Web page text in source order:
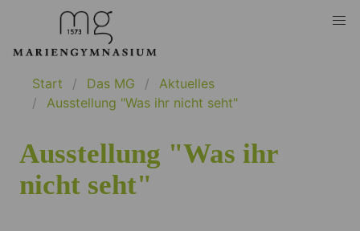
Start Das MG
Aktuelles
Ausstellung "Was ihr nicht seht"
Ausstellung "Was ihr
nicht seht"